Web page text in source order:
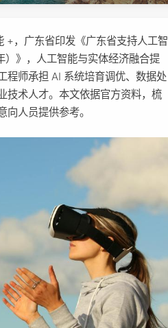
+，广东省印发《广东省支持人工智
》，人工智能与实体经济融合提
程师承担 AI 系统培育调优、数据处
技术人才。本文依据官方资料，梳
人员提供参考。